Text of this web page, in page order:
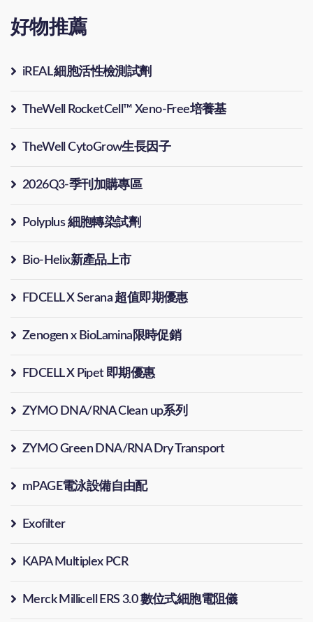
好物推薦
iREAL 細胞活性檢測試劑
TheWell RocketCell™ Xeno-Free培養基
TheWell CytoGrow生長因子
2026Q3-季刊加購專區
Polyplus 細胞轉染試劑
Bio-Helix新產品上市
FDCELL X Serana 超值即期優惠
Zenogen x BioLamina限時促銷
FDCELL X Pipet 即期優惠
ZYMO DNA/RNA Clean up系列
ZYMO Green DNA/RNA Dry Transport
mPAGE電泳設備自由配
Exofilter
KAPA Multiplex PCR
Merck Millicell ERS 3.0 數位式細胞電阻儀